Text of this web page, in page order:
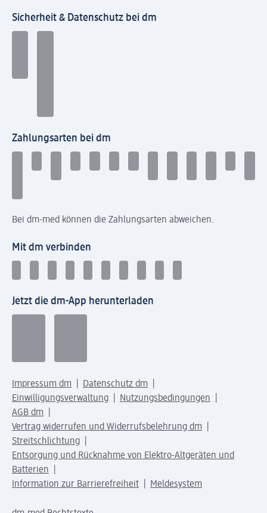
Sicherheit & Datenschutz bei dm
Zahlungsarten bei dm
Bei dm-med können die Zahlungsarten abweichen.
Mit dm verbinden
Jetzt die dm-App herunterladen
Impressum dm
Datenschutz dm
Einwilligungsverwaltung
Nutzungsbedingungen
AGB dm
Vertrag widerrufen und Widerrufsbelehrung dm
Streitschlichtung
Entsorgung und Rücknahme von Elektro-Altgeräten und
Batterien
Information zur Barrierefreiheit
Meldesystem